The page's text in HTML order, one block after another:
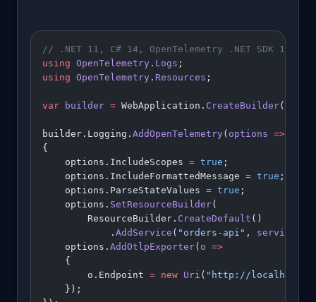
// .NET 11, C# 14, OpenTelemetry .NET SDK 1.15.3
using OpenTelemetry . Logs ;
using OpenTelemetry . Resources ;
var builder = WebApplication. CreateBuilder
builder.Logging. AddOpenTelemetry( options =>
{
    options.IncludeScopes
= true ;
    options.IncludeFormattedMessage
= true ;
    options.ParseStateValues
= true ;
    options.
SetResourceBuilder(
        ResourceBuilder.
CreateDefault ()
            .
AddService ( "orders-api" ,
    options.
AddOtlpExporter( o =>
    {
        o.Endpoint
= new Uri ( "http://
    });